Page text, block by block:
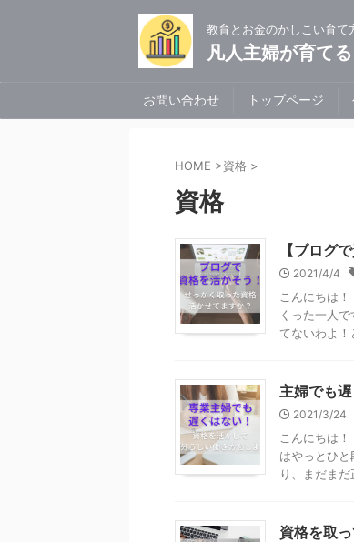
教育とお金のかしこい育て
凡人主婦が育て
お問い合わせ トップページ
HOME >資格 >
資格
【ブログ
2021/4/4
こんにちは
くった一人
てないわよ
主婦でも
2021/3/24
こんにちは
はやっとひ
り、まだま
資格を取